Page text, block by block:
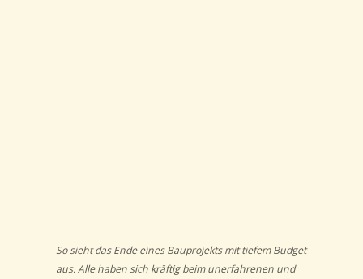
So sieht das Ende eines Bauprojekts mit tiefem Budget
aus. Alle haben sich kräftig beim unerfahrenen und